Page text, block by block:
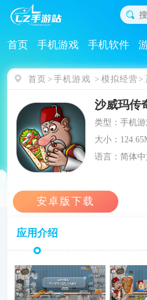
首页 手机游戏 手机软件
首页 手机游戏 模拟经营
沙威玛传
类型：手机
大小：
语言：简体中
应用介绍